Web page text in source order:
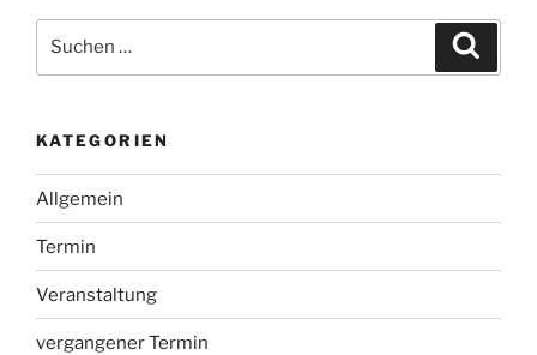
nach:
KATEGORIEN
Allgemein
Termin
Veranstaltung
vergangener Termin